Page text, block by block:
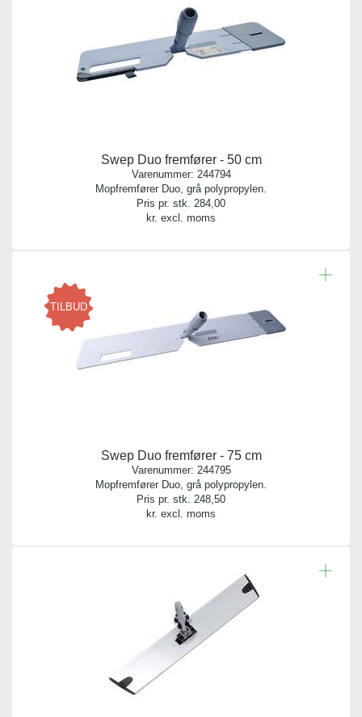
Swep Duo fremfører - 50 cm
Varenummer: 244794
Mopfremfører Duo, grå polypropylen.
Pris pr. stk. 284,00
kr. excl. moms
TILBUD
Swep Duo fremfører - 75 cm
Varenummer: 244795
Mopfremfører Duo, grå polypropylen.
Pris pr. stk. 248,50
kr. excl. moms